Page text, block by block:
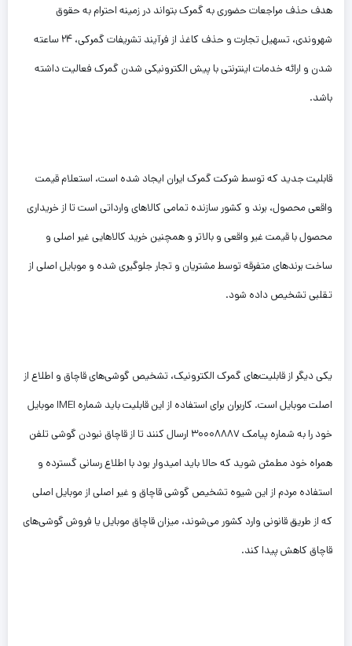
هدف حذف مراجعات حضوری به گمرک بتواند در زمینه احترام به حقوق
شهروندی، تسهیل تجارت و حذف کاغذ از فرآیند تشریفات گمرکی، ۲۴ ساعته
شدن و ارائه خدمات اینترنتی با پیش الکترونیکی شدن گمرک فعالیت داشته
باشد.
قابلیت جدید که توسط شرکت گمرک ایران ایجاد شده است، استعلام قیمت
واقعی محصول، برند و کشور سازنده تمامی کالاهای وارداتی است تا از خریداری
محصول با قیمت غیر واقعی و بالاتر و همچنین خرید کالاهایی غیر اصلی و
ساخت برندهای متفرقه توسط مشتریان و تجار جلوگیری شده و موبایل اصلی از
تقلبی تشخیص داده شود.
یکی دیگر از قابلیت‌های گمرک الکترونیک، تشخیص گوشی‌های قاچاق و اطلاع از
اصلت موبایل است. کاربران برای استفاده از این قابلیت باید شماره IMEI موبایل
خود را به شماره پیامک ۳۰۰۰۸۸۸۷ ارسال کنند تا از قاچاق نبودن گوشی تلفن
همراه خود مطمئن شوید که حالا باید امیدوار بود با اطلاع رسانی گسترده و
استفاده مردم از این شیوه تشخیص گوشی قاچاق و غیر اصلی از موبایل اصلی
که از طریق قانونی وارد کشور می‌شوند، میزان قاچاق موبایل یا فروش گوشی‌های
قاچاق کاهش پیدا کند.